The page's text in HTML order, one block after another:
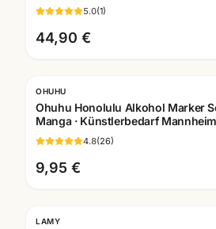
5.0(1)
44,90 €
OHUHU
Ohuhu Honolulu Alkohol Marker
Manga · Künstlerbedarf Mannheim
4.8(26)
9,95 €
Gratis Gravur
LAMY